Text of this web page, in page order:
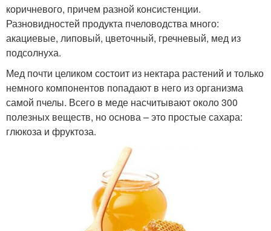
коричневого, причем разной консистенции.
Разновидностей продукта пчеловодства много:
акациевые, липовый, цветочный, гречневый, мед из
подсолнуха.
Мед почти целиком состоит из нектара растений и только
немного компонентов попадают в него из организма
самой пчелы. Всего в меде насчитывают около 300
полезных веществ, но основа – это простые сахара:
глюкоза и фруктоза.